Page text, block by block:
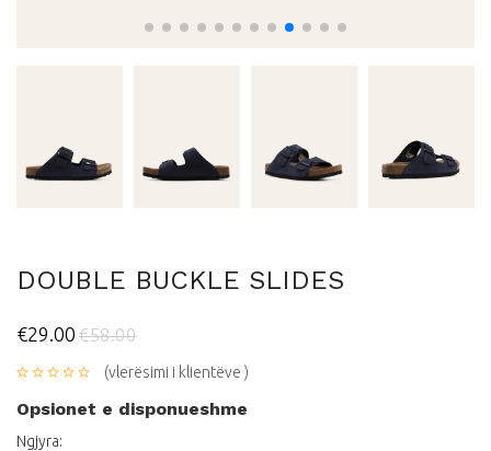
DOUBLE BUCKLE SLIDES
€29.00 €58.00
(vlerësimi i klientëve )
Opsionet e disponueshme
Ngjyra: